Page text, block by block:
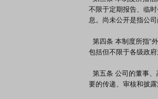
不限于定期报告、临
息。尚未公开是指公
包括但不限于各级政
要的传递、审核和披露